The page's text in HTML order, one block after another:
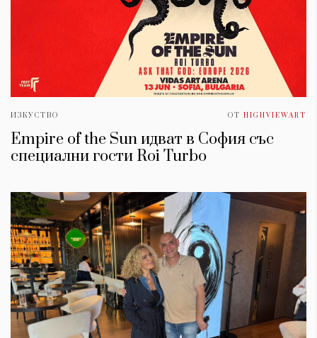
ИЗКУСТВО ОТ HIGHVIEWART
Empire of the Sun идват в София със
специални гости Roi Turbo